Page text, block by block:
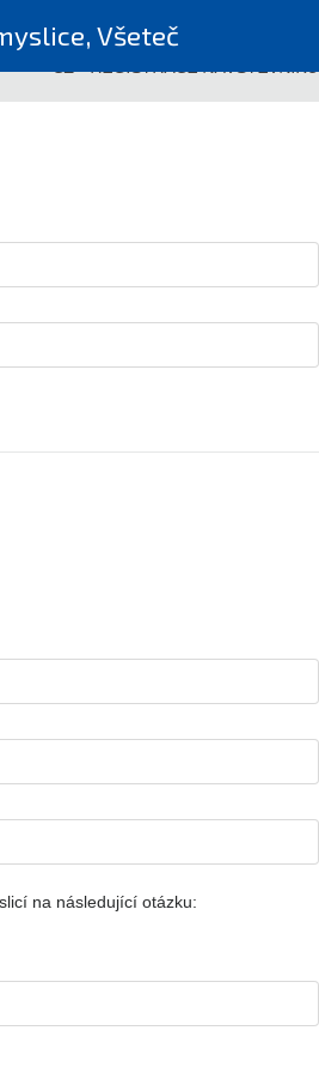
Všeteč
na následující otázku: